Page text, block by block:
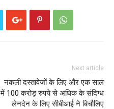
Next article
नकली दस्तावेजों के लिए और एक साल
में 100 करोड़ रुपये से अधिक के संदिग्ध
लेनदेन के लिए सीबीआई ने बिचौलिए